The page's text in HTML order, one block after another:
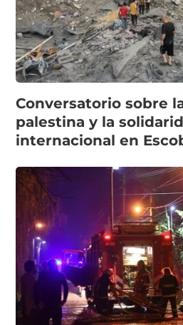
Conversatorio sobre
palestina y la
internacional en